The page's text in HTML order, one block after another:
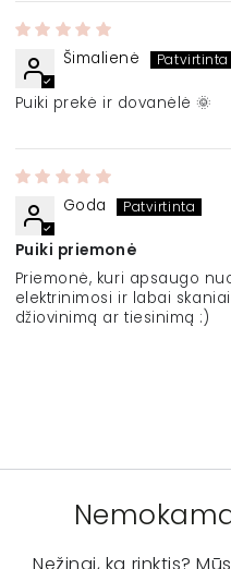
Šimalienė
Puiki prekė ir dovanėlė 🌞
Goda
Puiki priemonė
Priemonė, kuri apsaugo
elektrinimosi ir labai
džiovinimą ar tiesinimą :)